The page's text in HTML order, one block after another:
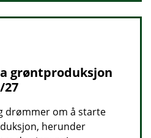
grøntproduksjon
27
drømmer om å starte
herunder